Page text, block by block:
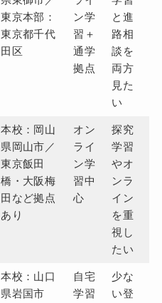
東京本部：
東京都千代
田区
ン学
習＋
通学
拠点
と進
路相
談を
両方
見た
い
本校：岡山
県岡山市／
東京飯田
橋・大阪梅
田など拠点
あり
オン
ライ
ン学
習中
心
探究
学習
やオ
ンラ
イン
を重
視し
たい
本校：山口
県岩国市
自宅
学習
少な
い登